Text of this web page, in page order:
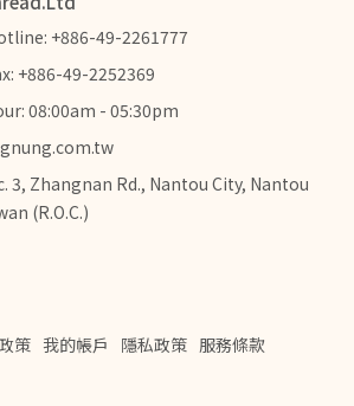
+886-49-2261777
+886-49-2252369
08:00am - 05:30pm
3, Zhangnan Rd., Nantou City, Nantou
(R.O.C.)
策 我的帳戶 隱私政策 服務條款